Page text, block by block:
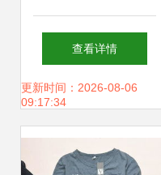
从帽衫、卫衣到男
装女上装的批发新
机遇
查看详情
更新时间：2026-08-06
09:17:34